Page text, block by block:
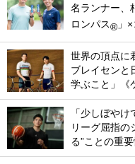
名ランナー、
ロンパス® 」
世界の頂点に
ブレイセンと
学ぶこと」《
「少しぼや
リーグ屈指の
る”ことの重要